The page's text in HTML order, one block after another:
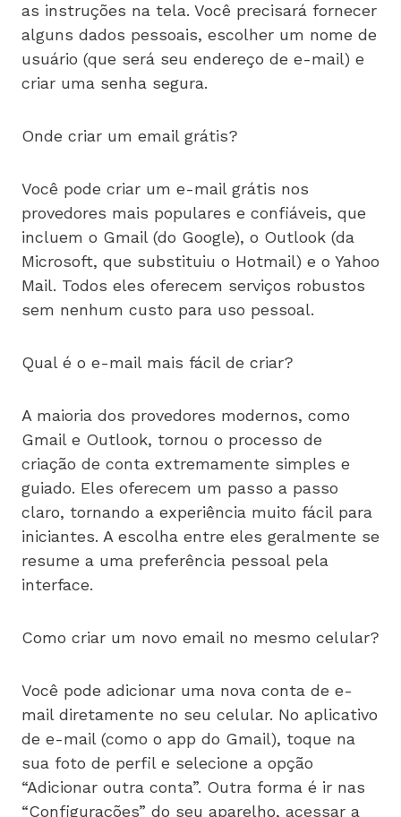
as instruções na tela. Você precisará fornecer
alguns dados pessoais, escolher um nome de
usuário (que será seu endereço de e-mail) e
criar uma senha segura.
Onde criar um email grátis?
Você pode criar um e-mail grátis nos
provedores mais populares e confiáveis, que
incluem o Gmail (do Google), o Outlook (da
Microsoft, que substituiu o Hotmail) e o Yahoo
Mail. Todos eles oferecem serviços robustos
sem nenhum custo para uso pessoal.
Qual é o e-mail mais fácil de criar?
A maioria dos provedores modernos, como
Gmail e Outlook, tornou o processo de
criação de conta extremamente simples e
guiado. Eles oferecem um passo a passo
claro, tornando a experiência muito fácil para
iniciantes. A escolha entre eles geralmente se
resume a uma preferência pessoal pela
interface.
Como criar um novo email no mesmo celular?
Você pode adicionar uma nova conta de e-
mail diretamente no seu celular. No aplicativo
de e-mail (como o app do Gmail), toque na
sua foto de perfil e selecione a opção
“Adicionar outra conta”. Outra forma é ir nas
“Configurações” do seu aparelho, acessar a